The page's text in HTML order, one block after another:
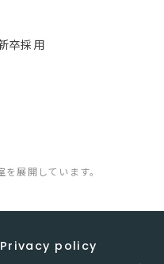
卒採用
展開しています。
Privacy policy